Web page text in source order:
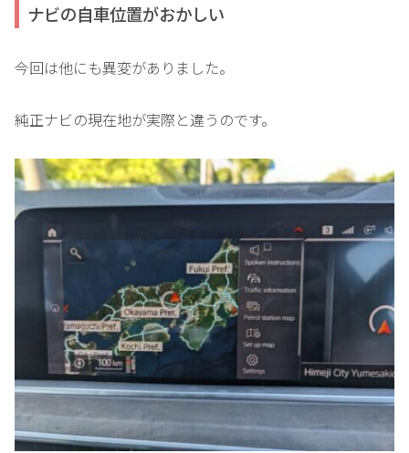
ナビの自車位置がおかしい
今回は他にも異変がありました。
純正ナビの現在地が実際と違うのです。